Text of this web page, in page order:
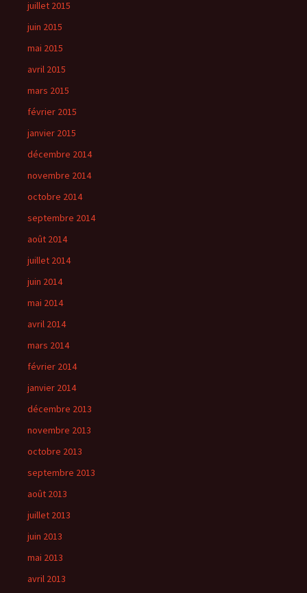
juillet 2015
juin 2015
mai 2015
avril 2015
mars 2015
février 2015
janvier 2015
décembre 2014
novembre 2014
octobre 2014
septembre 2014
août 2014
juillet 2014
juin 2014
mai 2014
avril 2014
mars 2014
février 2014
janvier 2014
décembre 2013
novembre 2013
octobre 2013
septembre 2013
août 2013
juillet 2013
juin 2013
mai 2013
avril 2013